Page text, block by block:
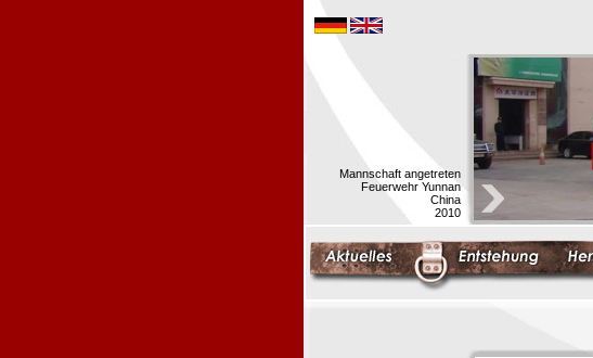
Mannschaft angetreten
Feuerwehr Yunnan
China
2010